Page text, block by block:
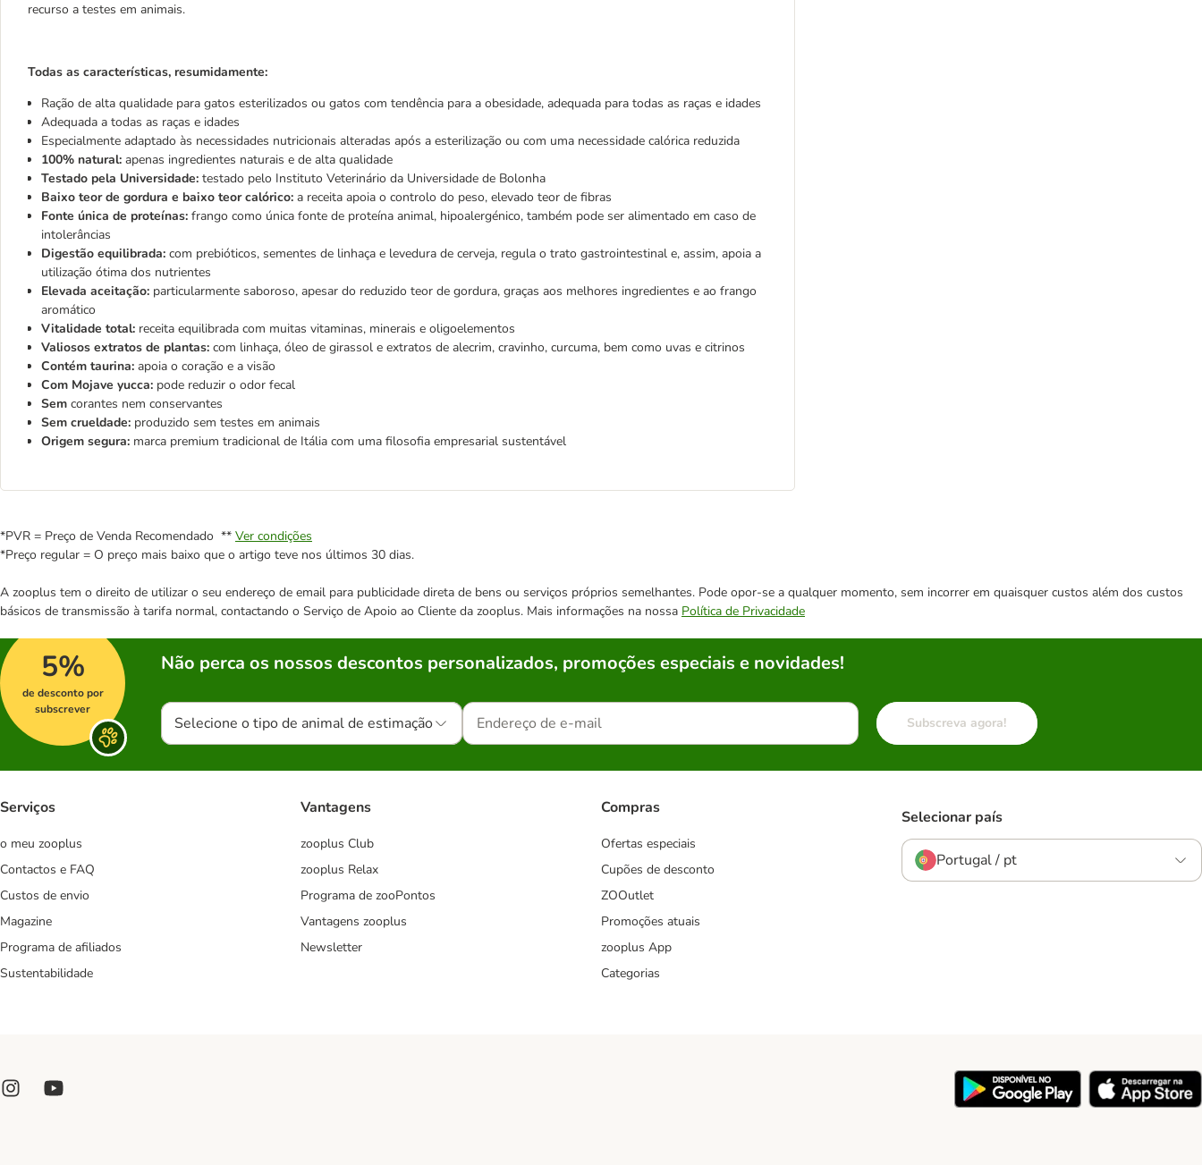
recurso a testes em animais.
Todas as características, resumidamente:
Ração de alta qualidade para gatos esterilizados ou gatos com tendência para a obesidade, adequada para todas as raças e idades
Adequada a todas as raças e idades
Especialmente adaptado às necessidades nutricionais alteradas após a esterilização ou com uma necessidade calórica reduzida
100% natural: apenas ingredientes naturais e de alta qualidade
Testado pela Universidade: testado pelo Instituto Veterinário da Universidade de Bolonha
Baixo teor de gordura e baixo teor calórico: a receita apoia o controlo do peso, elevado teor de fibras
Fonte única de proteínas: frango como única fonte de proteína animal, hipoalergénico, também pode ser alimentado em caso de
intolerâncias
Digestão equilibrada: com prebióticos, sementes de linhaça e levedura de cerveja, regula o trato gastrointestinal e, assim, apoia a
utilização ótima dos nutrientes
Elevada aceitação: particularmente saboroso, apesar do reduzido teor de gordura, graças aos melhores ingredientes e ao frango
aromático
Vitalidade total: receita equilibrada com muitas vitaminas, minerais e oligoelementos
Valiosos extratos de plantas: com linhaça, óleo de girassol e extratos de alecrim, cravinho, curcuma, bem como uvas e citrinos
Contém taurina: apoia o coração e a visão
Com Mojave yucca: pode reduzir o odor fecal
Sem corantes nem conservantes
Sem crueldade: produzido sem testes em animais
Origem segura: marca premium tradicional de Itália com uma filosofia empresarial sustentável
*PVR = Preço de Venda Recomendado ** Ver condições
*Preço regular = O preço mais baixo que o artigo teve nos últimos 30 dias.
A zooplus tem o direito de utilizar o seu endereço de email para publicidade direta de bens ou serviços próprios semelhantes. Pode opor-se a qualquer momento, sem incorrer em quaisquer custos além dos custos
básicos de transmissão à tarifa normal, contactando o Serviço de Apoio ao Cliente da zooplus. Mais informações na nossa Política de Privacidade
5%
de desconto por
subscrever
Não perca os nossos descontos personalizados, promoções especiais e novidades!
Selecione o tipo de animal de estimação Subscreva agora!
Serviços
o meu zooplus
Contactos e FAQ
Custos de envio
Magazine
Programa de afiliados
Sustentabilidade
Vantagens
zooplus Club
zooplus Relax
Programa de zooPontos
Vantagens zooplus
Newsletter
Compras
Ofertas especiais
Cupões de desconto
ZOOutlet
Promoções atuais
zooplus App
Categorias
Selecionar país
Portugal / pt